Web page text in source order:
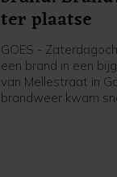
ter plaatse
GOES -
een brand in een
van Mellestraat in
brandweer kwam